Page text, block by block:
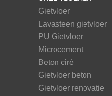
Gietvloer
Lavasteen gietvloer
PU Gietvloer
Microcement
Beton ciré
Gietvloer beton
Gietvloer renovatie